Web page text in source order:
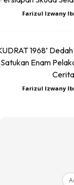
Farizul Izwany
1968’
Satukan Enam
Farizul Izwany